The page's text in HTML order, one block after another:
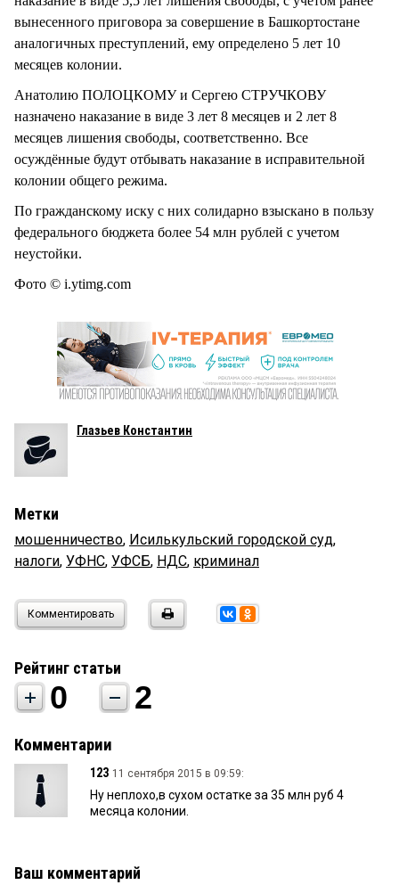
вынесенного приговора за совершение в Башкортостане
аналогичных преступлений, ему определено 5 лет 10
месяцев колонии.
Анатолию ПОЛОЦКОМУ и Сергею СТРУЧКОВУ
назначено наказание в виде 3 лет 8 месяцев и 2 лет 8
месяцев лишения свободы, соответственно. Все
осуждённые будут отбывать наказание в исправительной
колонии общего режима.
По гражданскому иску с них солидарно взыскано в пользу
федерального бюджета более 54 млн рублей с учетом
неустойки.
Фото © i.ytimg.com
Глазьев Константин
Метки
мошенничество, Исилькульский городской суд,
налоги, УФНС, УФСБ, НДС, криминал
Комментировать
Рейтинг статьи
0 2
Комментарии
123 11 сентября 2015 в 09:59:
Ну неплохо,в сухом остатке за 35 млн руб 4
месяца колонии.
Ваш комментарий